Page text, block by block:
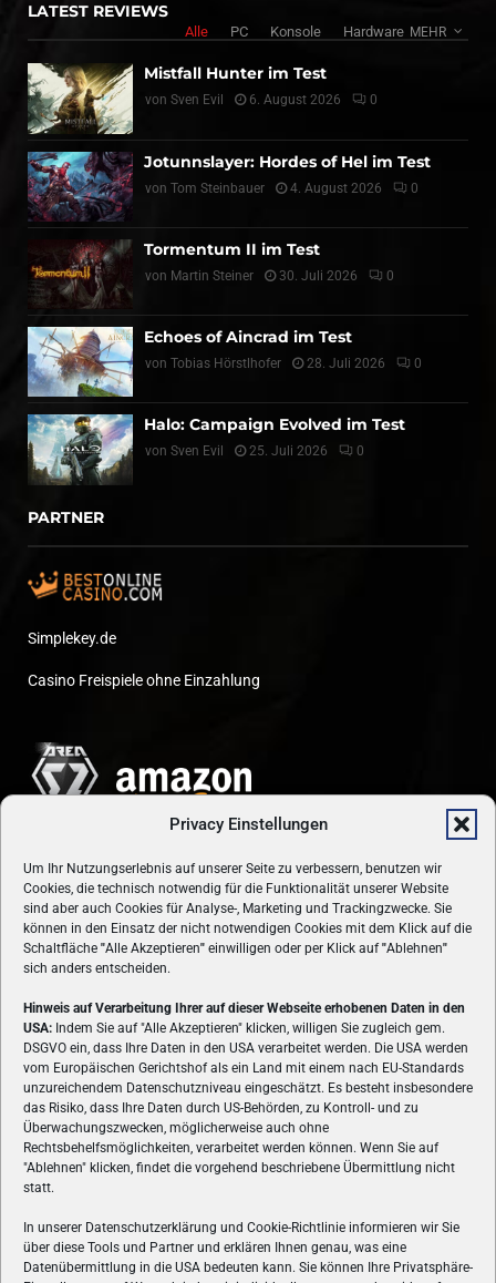
Privacy Einstellungen
Um Ihr Nutzungserlebnis auf unserer Seite zu verbessern, benutzen wir
Cookies, die technisch notwendig für die Funktionalität unserer Website
sind aber auch Cookies für Analyse-, Marketing und Trackingzwecke. Sie
können in den Einsatz der nicht notwendigen Cookies mit dem Klick auf die
Schaltfläche "Alle Akzeptieren" einwilligen oder per Klick auf"Ablehnen"
sich anders entscheiden.
Hinweis auf Verarbeitung Ihrer auf dieser Webseite erhobenen Daten in den
USA: Indem Sie auf "Alle Akzeptieren" klicken, willigen Sie zugleich gem.
DSGVO ein, dass Ihre Daten in den USA verarbeitet werden. Die USA werden
vom Europäischen Gerichtshof als ein Land mit einem nach EU-Standards
unzureichendem Datenschutzniveau eingeschätzt. Es besteht insbesondere
das Risiko, dass Ihre Daten durch US-Behörden, zu Kontroll- und zu
Überwachungszwecken, möglicherweise auch ohne
Rechtsbehelfsmöglichkeiten, verarbeitet werden können. Wenn Sie auf
"Ablehnen" klicken, findet die vorgehend beschriebene Übermittlung nicht
statt.
In unserer Datenschutzerklärung und Cookie-Richtlinie informieren wir Sie
über diese Tools und Partner und erklären Ihnen genau, was eine
Datenübermittlung in die USA bedeuten kann. Sie können Ihre Privatsphäre-
LATEST REVIEWS
Alle PC Konsole Hardware MEHR
Mistfall Hunter im Test
von Sven Evil 6. August 2026 0
Jotunnslayer: Hordes of Hel im Test
von Tom Steinbauer 4. August 2026 0
Tormentum II im Test
von Martin Steiner 30. Juli 2026 0
Echoes of Aincrad im Test
von Tobias Hörstlhofer 28. Juli 2026 0
Halo: Campaign Evolved im Test
von Sven Evil 25. Juli 2026 0
PARTNER
Simplekey.de
Casino Freispiele ohne Einzahlung
ÜBER UNS
VON GAMERN, FÜR GAMER! Gamers.at ist das älteste Online-
Spielemagazin Österreichs und bringt täglich aktuelle News,
Reviews und Videos zu PC- und Konsolenspielen, Gaming-
Hardware und aus der Welt des e-Sport's.
FOLGE UNS